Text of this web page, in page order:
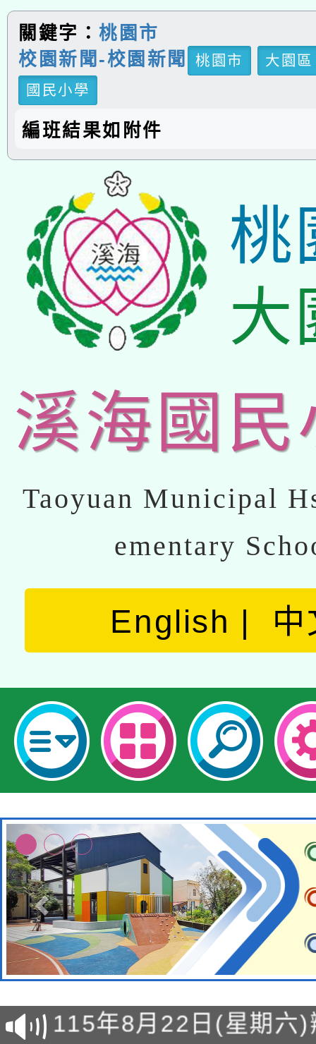
關鍵字：桃園市
校園新聞-校園新聞
桃園市
大園區
國民小學
編班結果如附件
桃
大
溪海國民
Taoyuan Municipal
ementary
English 中
轉知經濟部水利署委託
業技術研究院辦理「
115年8月22日(星期六